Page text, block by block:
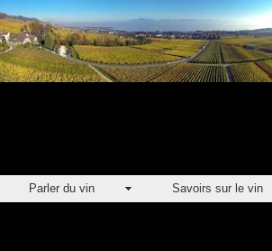
Parler du vin Savoirs sur le vin